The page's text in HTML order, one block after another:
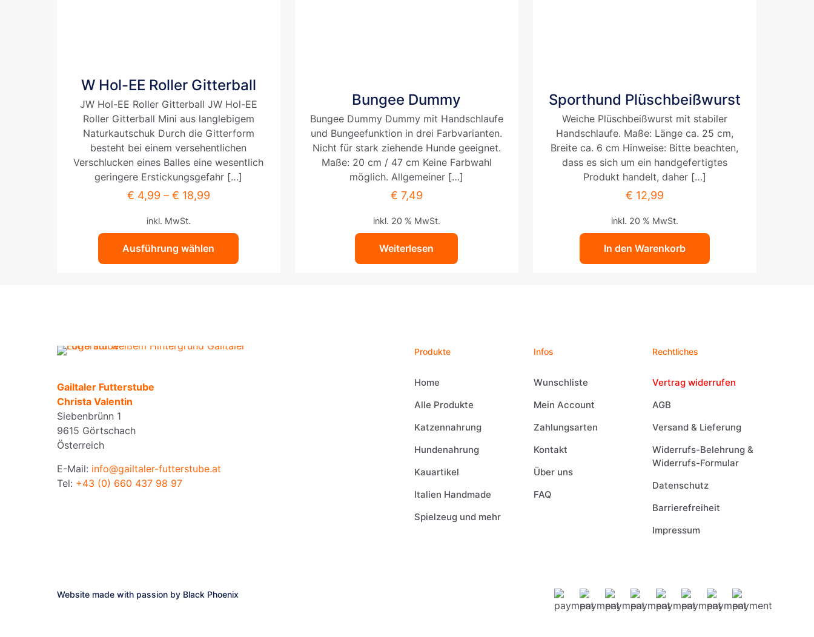
W Hol-EE Roller Gitterball
JW Hol-EE Roller Gitterball JW Hol-EE
Roller Gitterball Mini aus langlebigem
Naturkautschuk Durch die Gitterform
besteht bei einem versehentlichen
Verschlucken eines Balles eine wesentlich
geringere Erstickungsgefahr […]
€ 4,99 – € 18,99
inkl. MwSt.
Ausführung wählen
Dieses
weist
mehrere
Varianten
auf.
Die
Optionen
können
der
Produktseite
gewählt
Bungee Dummy
Bungee Dummy Dummy mit Handschlaufe
und Bungeefunktion in drei Farbvarianten.
Nicht für stark ziehende Hunde geeignet.
Maße: 20 cm / 47 cm Keine Farbwahl
möglich. Allgemeiner […]
€ 7,49
inkl. 20 % MwSt.
Weiterlesen
Sporthund Plüschbeißwurst
Weiche Plüschbeißwurst mit stabiler
Handschlaufe. Maße: Länge ca. 25 cm,
Breite ca. 6 cm Hinweise: Bitte beachten,
dass es sich um ein handgefertigtes
Produkt handelt, daher[…]
€ 12,99
inkl. 20 % MwSt.
In den Warenkorb
Gailtaler Futterstube
Christa Valentin
Siebenbrünn 1
9615 Görtschach
Österreich
E-Mail: info@gailtaler-futterstube.at
Tel: +43 (0) 660 437 98 97
Produkte
Home
Alle Produkte
Katzennahrung
Hundenahrung
Kauartikel
Italien Handmade
Spielzeug und mehr
Infos
Wunschliste
Mein Account
Zahlungsarten
Kontakt
Über uns
FAQ
Rechtliches
Vertrag widerrufen
AGB
Versand & Lieferung
Widerrufs-Belehrung &
Widerrufs-Formular
Datenschutz
Barrierefreiheit
Impressum
Website made with passion by Black Phoenix